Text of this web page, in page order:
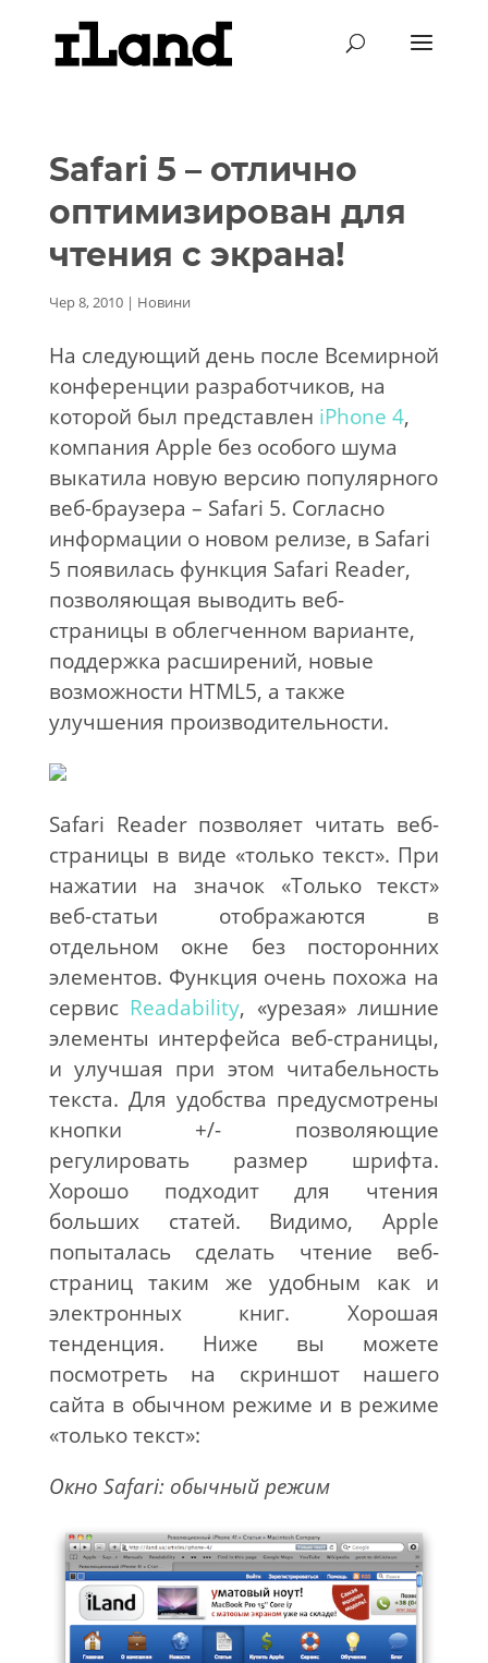
Safari 5 – отлично
оптимизирован для
чтения с экрана!
Чер 8, 2010| Новини
На следующий день после Всемирной
конференции разработчиков, на
которой был представлен iPhone 4,
компания Apple без особого шума
выкатила новую версию популярного
веб-браузера – Safari 5. Согласно
информации о новом релизе, в Safari
5 появилась функция Safari Reader,
позволяющая выводить веб-
страницы в облегченном варианте,
поддержка расширений, новые
возможности HTML5, а также
улучшения производительности.
Safari Reader позволяет читать веб-
страницы в виде «только текст». При
нажатии на значок «Только текст»
веб-статьи отображаются в
отдельном окне без посторонних
элементов. Функция очень похожа на
сервис Readability, «урезая» лишние
элементы интерфейса веб-страницы,
и улучшая при этом читабельность
текста. Для удобства предусмотрены
кнопки +/- позволяющие
регулировать размер шрифта.
Хорошо подходит для чтения
больших статей. Видимо, Apple
попыталась сделать чтение веб-
страниц таким же удобным как и
электронных книг. Хорошая
тенденция. Ниже вы можете
посмотреть на скриншот нашего
сайта в обычном режиме и в режиме
«только текст»:
Окно Safari: обычный режим